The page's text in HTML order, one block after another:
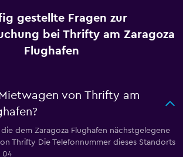
gestellte Fragen zur
bei Thrifty am Zaragoza
Flughafen
von Thrifty am
dem Zaragoza Flughafen nächstgelegene
Thrifty Die Telefonnummer dieses Standorts
04